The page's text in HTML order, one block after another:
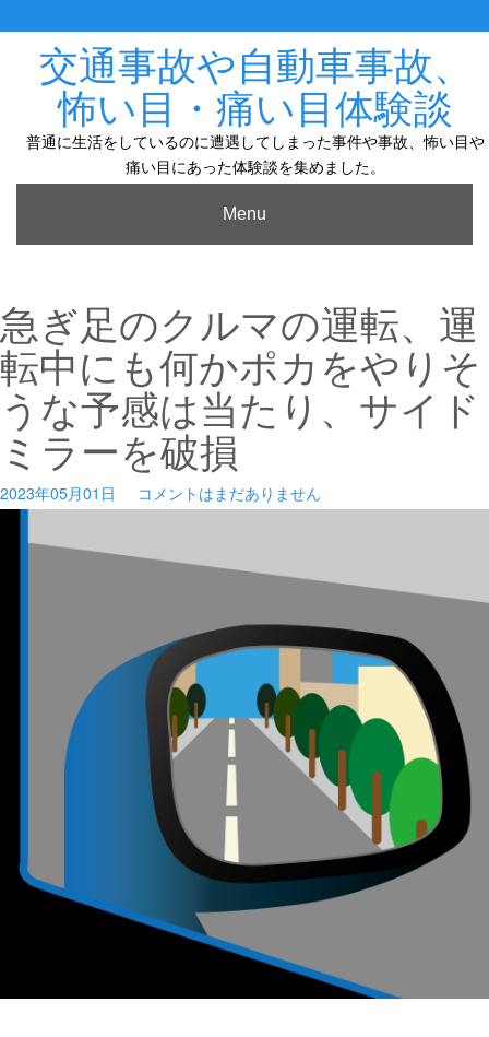
to
content交通事故や自動車事故、
怖い目・痛い目体験談
普通に生活をしているのに遭遇してしまった事件や事故、怖い目や
痛い目にあった体験談を集めました。
Menu
急ぎ足のクルマの運転、運
転中にも何かポカをやりそ
うな予感は当たり、サイド
ミラーを破損
2023年05月01日 コメントはまだありません